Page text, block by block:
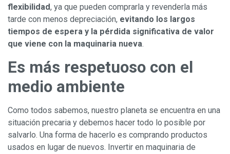
flexibilidad, ya que pueden comprarla y revenderla más
tarde con menos depreciación, evitando los largos
tiempos de espera y la pérdida significativa de valor
que viene con la maquinaria nueva.
Es más respetuoso con el
medio ambiente
Como todos sabemos, nuestro planeta se encuentra en una
situación precaria y debemos hacer todo lo posible por
salvarlo. Una forma de hacerlo es comprando productos
usados en lugar de nuevos. Invertir en maquinaria de